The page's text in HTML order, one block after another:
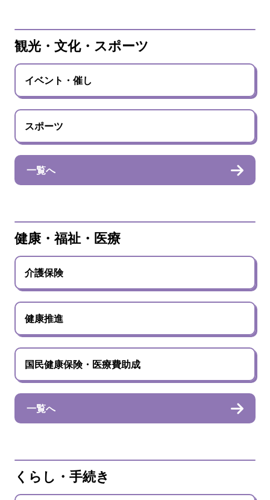
観光・文化・スポーツ
イベント・催し
スポーツ
一覧へ
健康・福祉・医療
介護保険
健康推進
国民健康保険・医療費助成
一覧へ
くらし・手続き